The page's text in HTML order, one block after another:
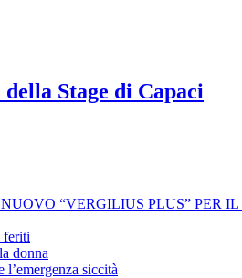
Stage di Capaci
“VERGILIUS PLUS” PER
feriti
donna
siccità